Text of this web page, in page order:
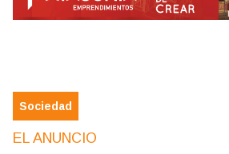
Sociedad
EL ANUNCIO